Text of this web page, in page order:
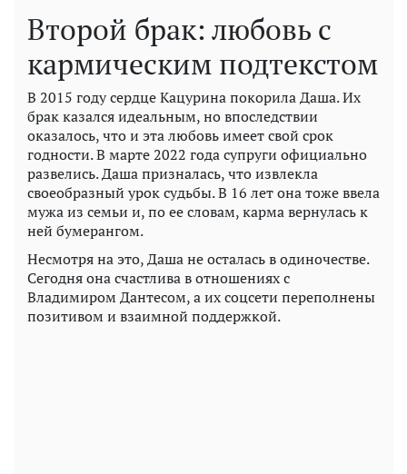
Второй брак: любовь с
кармическим подтекстом
В 2015 году сердце Кацурина покорила Даша. Их
брак казался идеальным, но впоследствии
оказалось, что и эта любовь имеет свой срок
годности. В марте 2022 года супруги официально
развелись. Даша призналась, что извлекла
своеобразный урок судьбы. В 16 лет она тоже ввела
мужа из семьи и, по ее словам, карма вернулась к
ней бумерангом.
Несмотря на это, Даша не осталась в одиночестве.
Сегодня она счастлива в отношениях с
Владимиром Дантесом, а их соцсети переполнены
позитивом и взаимной поддержкой.